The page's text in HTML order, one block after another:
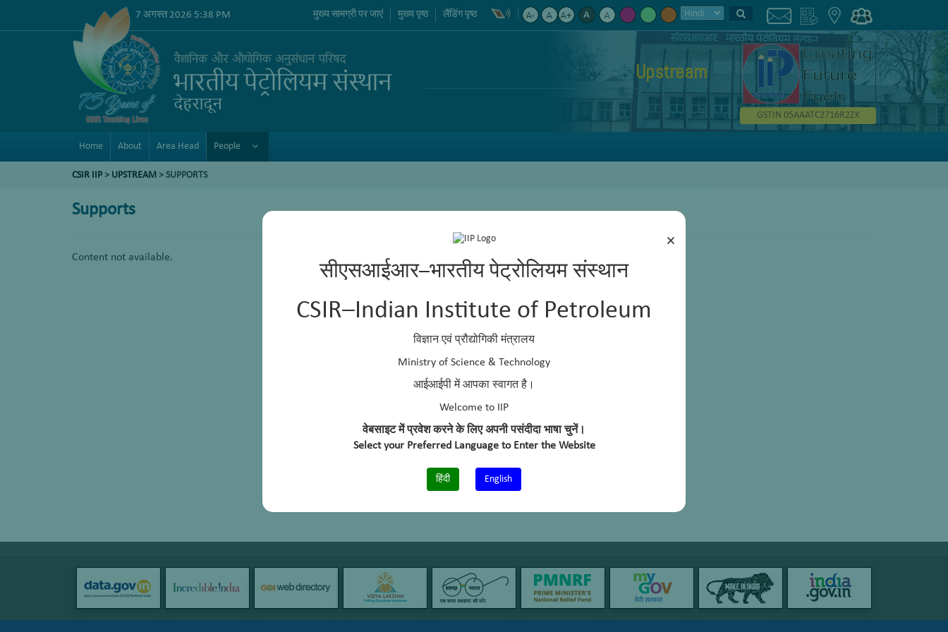
×
सीएसआईआर–भारतीय पेट्रोलियम संस्थान
CSIR–Indian Institute of Petroleum
विज्ञान एवं प्रौद्योगिकी मंत्रालय
Ministry of Science & Technology
आईआईपी में आपका स्वागत है।
Welcome to IIP
वेबसाइट में प्रवेश करने के लिए अपनी पसंदीदा भाषा चुनें।
Select your Preferred Language to Enter the Website
हिंदी English
7 अगस्त 2026 5:38 PM मुख्य सामग्री पर जाएं मुख्य पृष्ठ लैंडिंग पृष्ठ
Upstream
GSTIN 05AAATC2716R2ZK
Home About Area Head People
CSIR IIP > UPSTREAM > SUPPORTS
Supports
Content not available.